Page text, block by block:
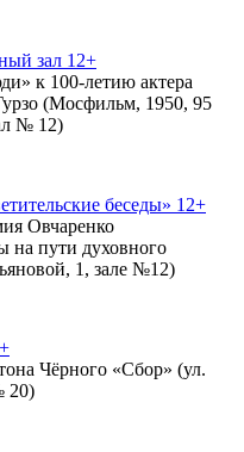
зал 12+
к 100-летию актера
(Мосфильм, 1950, 95
№ 12)
беседы» 12+
Овчаренко
на пути духовного
1, зале №12)
Чёрного «Сбор» (ул.
20)